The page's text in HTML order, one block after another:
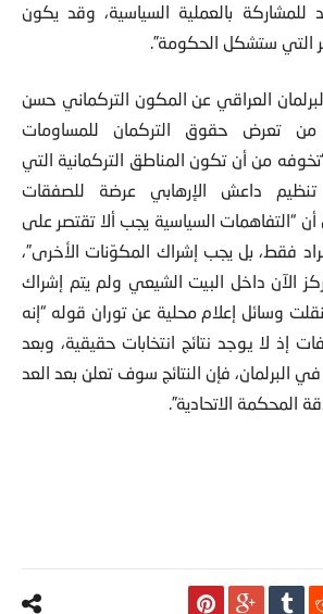
للمشاركة بالعملية السياسية، وقد يكون
التي ستشكل الحكومة”.
العراقي عن المكون التركماني حسن
من تعرض حقوق التركمان للمساومات
من أن تكون المناطق التركمانية التي
داعش الإرهابي عرضة للصفقات
“التفاهمات السياسية يجب ألا تقتصر على
فقط، بل يجب إشراك المكوّنات الأخرى”،
الآن داخل البيت الشيعي ولم يتم إشراك
وسائل إعلام محلية عن توران قوله “إنه
إذ لا يوجد نتائج انتخابات حقيقية، وبعد
في البرلمان، فإن النتائج سوف تعلن بعد العد
المحكمة الاتحادية”.